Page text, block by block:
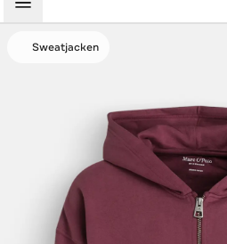
Menü
Sweatjacken